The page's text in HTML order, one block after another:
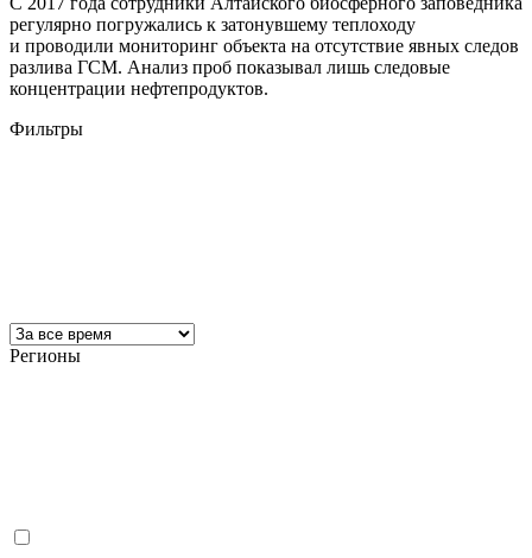
регулярно погружались к затонувшему теплоходу
и проводили мониторинг объекта на отсутствие явных следов
разлива ГСМ. Анализ проб показывал лишь следовые
концентрации нефтепродуктов.
Фильтры
Регионы